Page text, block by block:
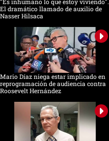
"Es inhumano lo que estoy viviendo".
El dramático llamado de auxilio de
Nasser Hilsaca
Mario Díaz niega estar implicado en
reprogramación de audiencia contra
Roosevelt Hernández